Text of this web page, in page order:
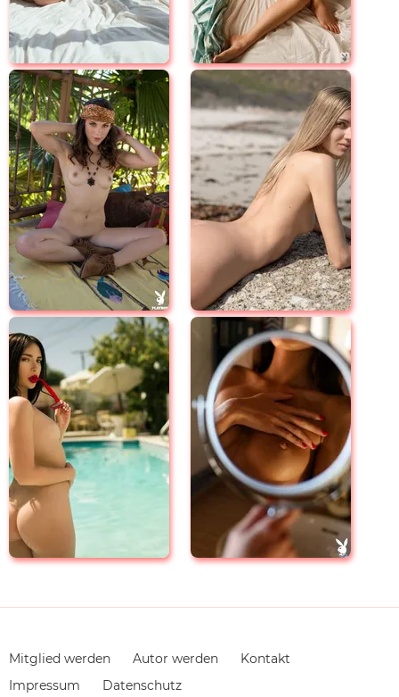
Navigation
überspringen
Mitglied werden Autor werden
Kontakt
Impressum
Datenschutz